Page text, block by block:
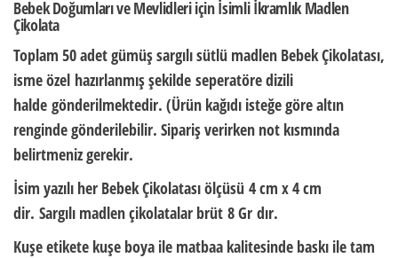
Bebek Doğumları ve Mevlidleri için İsimli İkramlık Madlen
Çikolata
Toplam 50 adet gümüş sargılı sütlü madlen Bebek Çikolatası,
isme özel hazırlanmış şekilde seperatöre dizili
halde gönderilmektedir. (Ürün kağıdı isteğe göre altın
renginde gönderilebilir. Sipariş verirken not kısmında
belirtmeniz gerekir.
İsim yazılı her Bebek Çikolatası ölçüsü 4 cm x 4 cm
dir. Sargılı madlen çikolatalar brüt 8 Gr dır.
Kuşe etikete kuşe boya ile matbaa kalitesinde baskı ile tam